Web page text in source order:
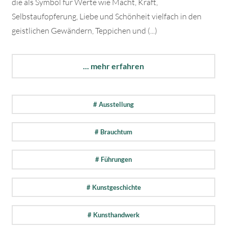
Selbstaufopferung, Liebe und Schönheit vielfach in den
geistlichen Gewändern, Teppichen und (...)
... mehr erfahren
# Ausstellung
# Brauchtum
# Führungen
# Kunstgeschichte
# Kunsthandwerk